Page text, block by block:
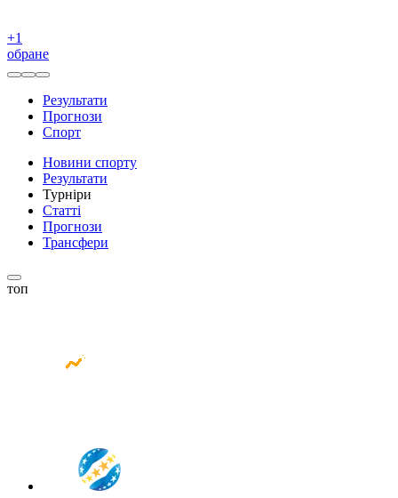
+1
обране
Результати
Прогнози
Спорт
Новини спорту
Результати
Турніри
Статті
Прогнози
Трансфери
топ